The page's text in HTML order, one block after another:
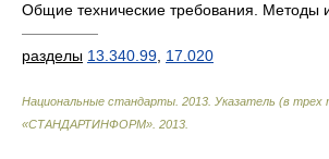
Общие технические требования. Методы
—————
разделы 13.340.99 17.020
Национальные стандарты. 2013. Указатель (в
«СТАНДАРТИНФОРМ» 2013